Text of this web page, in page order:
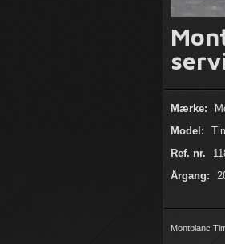
Mærke:
Model:
Ref. nr.
Årgang:
Montblanc